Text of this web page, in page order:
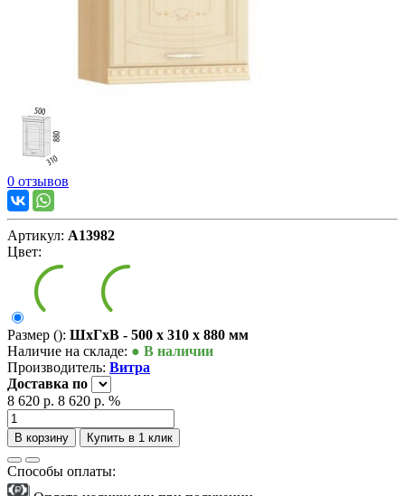
0 отзывов
Артикул: А13982
Цвет:
Размер (): ШxГxВ - 500 x 310 x 880 мм
Наличие на складе: ● В наличии
Производитель: Витра
Доставка по
8 620 р. 8 620 р. %
В корзину Купить в 1 клик
Способы оплаты: